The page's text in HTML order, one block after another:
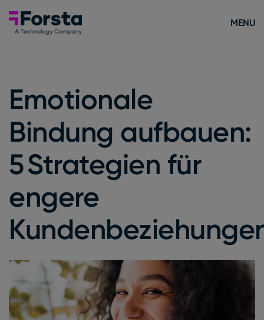
Forsta Deutsch
MENU
Emotionale
Bindung aufbauen:
5 Strategien für
engere